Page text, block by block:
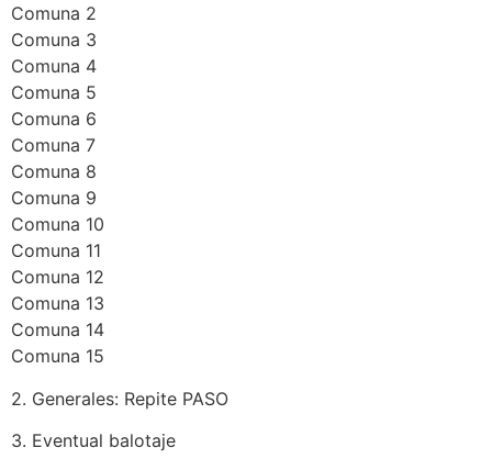
Comuna 2
Comuna 3
Comuna 4
Comuna 5
Comuna 6
Comuna 7
Comuna 8
Comuna 9
Comuna 10
Comuna 11
Comuna 12
Comuna 13
Comuna 14
Comuna 15
2. Generales: Repite PASO
3. Eventual balotaje